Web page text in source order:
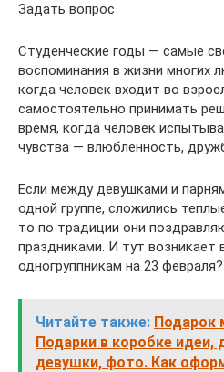
Задать вопрос
Студенческие годы — самые
воспоминания в жизни многих
когда человек входит во
самостоятельно принимать
время, когда человек
чувства — влюбленность,
Если между девушками и
одной группе, сложились
то по традиции они
праздниками. И тут возникает
одногруппникам на 23 февраля?
Читайте также: Подарок
Подарки в коробке
девушки, фото. Как